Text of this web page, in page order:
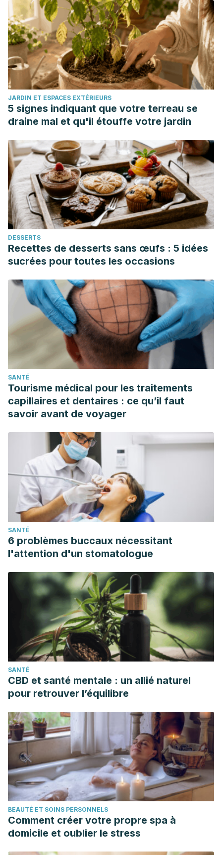
M., Tuohy, K. M., Teeling, J. L., Blaak, E. E., Fenech, M.,
Vauzour, D., McArdle, H. J., Kremer, B. H., Sterkman, L.,
Vafeiadou, K., Benedetti, M. M., Williams, C. M., & Calder, P.
C. (2015). Low-grade inflammation, diet composition and
health: current research evidence and its translation.The
British journal of nutrition,114(7), 999–1012.
https://doi.org/10.1017/S0007114515002093
Qamar, N., Castano, D., Patt, C., Chu, T., Cottrell, J., &
Chang, S. L. (2019). Meta-analysis of alcohol induced gut
dysbiosis and the resulting behavioral impact.
brain research,376 , 112196.
https://doi.org/10.1016/j.bbr.2019.112196
Sethi, S., & Richter, J. E. (2017). Diet and gastroesophageal
reflux disease: role in pathogenesis and
management.Current opinion in gastroenterology,33(2),
107–111. https://doi.org/10.1097/MOG.0000000000000337
JARDIN ET ESPACES EXTÉRIEURS
5 signes indiquant que votre terreau se
draine mal et qu'il étouffe votre jardin
DESSERTS
Recettes de desserts sans œufs : 5 idées
sucrées pour toutes les occasions
SANTÉ
Tourisme médical pour les traitements
capillaires et dentaires : ce qu’il faut
savoir avant de voyager
SANTÉ
6 problèmes buccaux nécessitant
l'attention d'un stomatologue
SANTÉ
CBD et santé mentale : un allié naturel
pour retrouver l’équilibre
BEAUTÉ ET SOINS PERSONNELS
Comment créer votre propre spa à
domicile et oublier le stress